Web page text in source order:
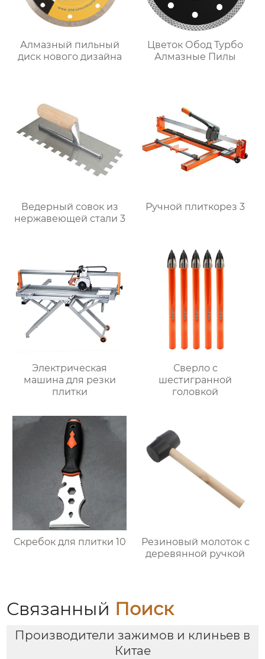
Алмазный пильный
диск нового дизайна
Цветок Обод Турбо
Алмазные Пилы
Ведерный совок из
нержавеющей стали 3
Ручной плиткорез 3
Электрическая
машина для резки
плитки
Сверло с
шестигранной
головкой
Скребок для плитки 10
Резиновый молоток с
деревянной ручкой
Связанный Поиск
Производители зажимов и клиньев в
Китае